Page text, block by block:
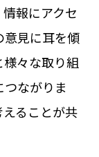
情報にアクセ
意見に耳を傾
々な取り組
ながりま
ることが共